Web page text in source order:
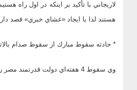
لاريجاني با تأكيد بر اينكه در اول
هستند لذا با ايجاد «غشاي خبري» قصد
* حادثه سقوط مبارك از سقوط صدام
وي ‌سقوط 4 هفته‌اي دولت قدرتمند مصر را حادثه‌اي بسيار مهم خواند و افزود: اين حادثه از سقوط صدام بالاتر است.